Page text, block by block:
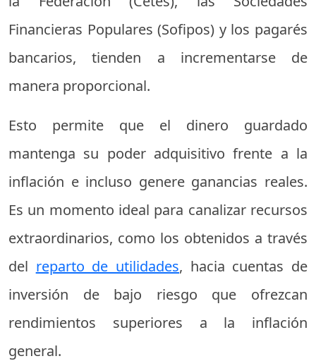
Financieras Populares (Sofipos) y los pagarés
bancarios, tienden a incrementarse de
manera proporcional.
Esto permite que el dinero guardado
mantenga su poder adquisitivo frente a la
inflación e incluso genere ganancias reales.
Es un momento ideal para canalizar recursos
extraordinarios, como los obtenidos a través
del reparto de utilidades, hacia cuentas de
inversión de bajo riesgo que ofrezcan
rendimientos superiores a la inflación
general.